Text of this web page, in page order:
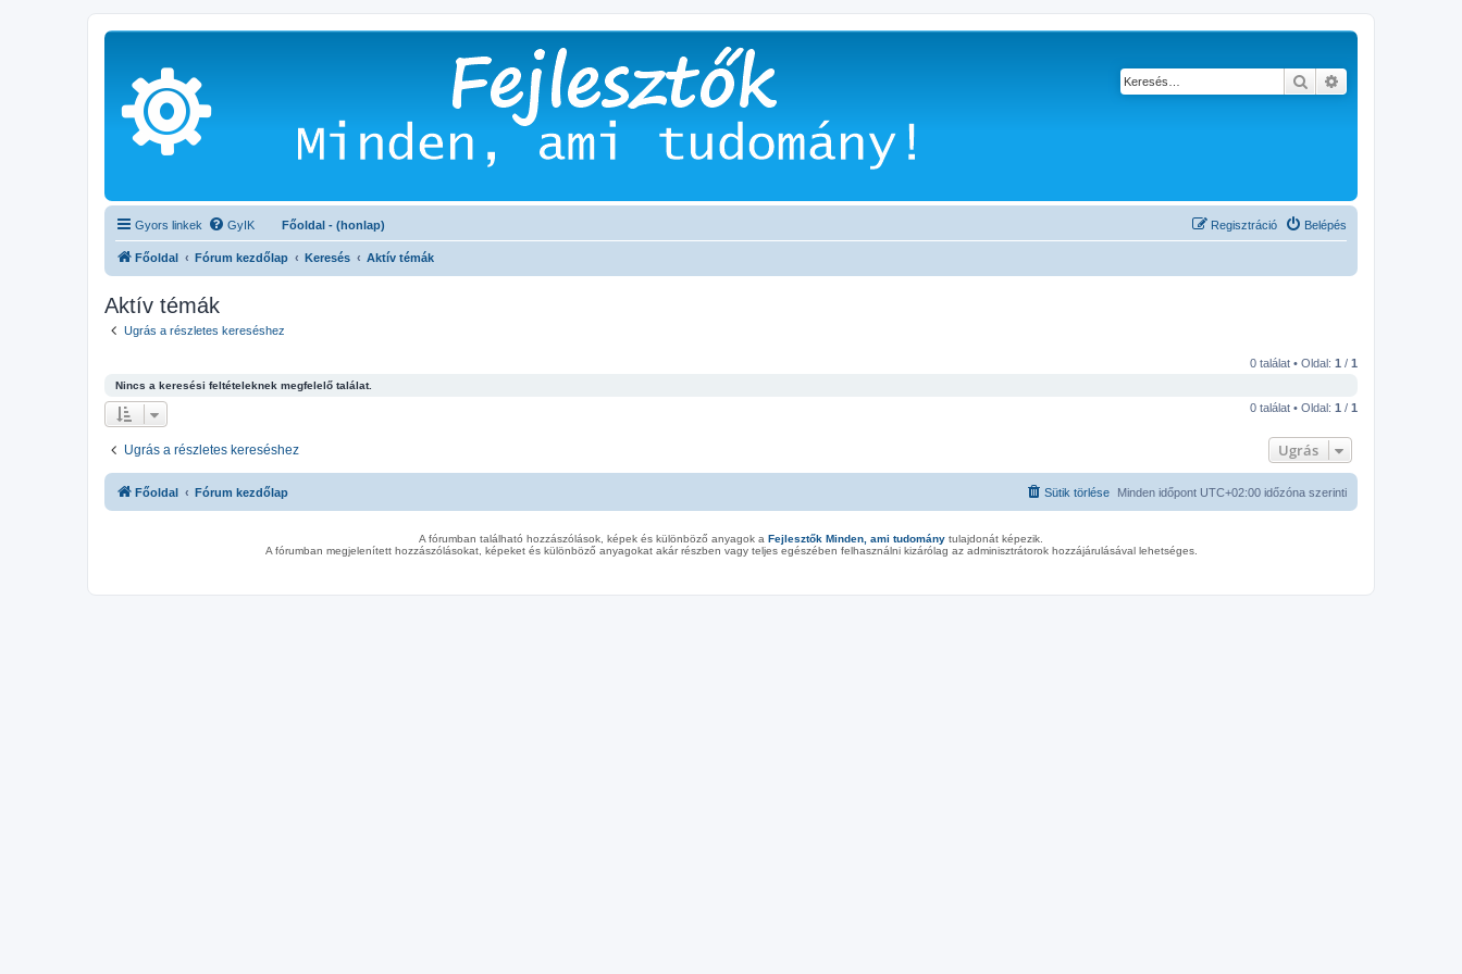
Keresés
Gyors linkek GyIK Főoldal - (honlap) Belépés
Regisztráció
Főoldal Fórum kezdőlap Keresés Aktív témák
Aktív témák
Ugrás a részletes kereséshez
0 találat • Oldal: 1 / 1
Nincs a keresési feltételeknek megfelelő találat.
0 találat • Oldal: 1 / 1
Ugrás a részletes kereséshez Ugrás
Főoldal Fórum kezdőlap Minden időpont UTC+02:00 időzóna szerinti
Sütik törlése
A fórumban található hozzászólások, képek és különböző anyagok a Fejlesztők Minden, ami tudomány tulajdonát képezik.
A fórumban megjelenített hozzászólásokat, képeket és különböző anyagokat akár részben vagy teljes egészében felhasználni kizárólag az adminisztrátorok hozzájárulásával lehetséges.